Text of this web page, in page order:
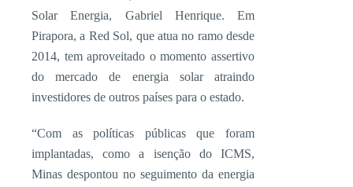
Solar Energia, Gabriel Henrique. Em
Pirapora, a Red Sol, que atua no ramo desde
2014, tem aproveitado o momento assertivo
do mercado de energia solar atraindo
investidores de outros países para o estado.
“Com as políticas públicas que foram
implantadas, como a isenção do ICMS,
Minas despontou no seguimento da energia